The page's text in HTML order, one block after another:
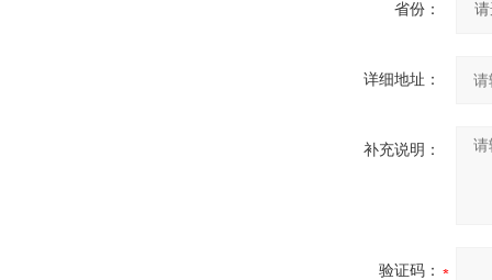
省份：
详细地址：
补充说明：
验证码：